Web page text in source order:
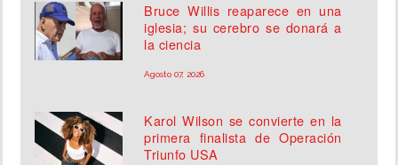
Bruce Willis reaparece en una
iglesia; su cerebro se donará a
la ciencia
Agosto 07, 2026
Karol Wilson se convierte en la
primera finalista de Operación
Triunfo USA